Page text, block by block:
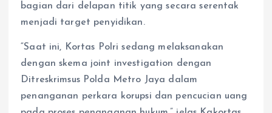
bagian dari delapan titik yang secara serentak
menjadi target penyidikan.
“Saat ini, Kortas Polri sedang melaksanakan
dengan skema joint investigation dengan
Ditreskrimsus Polda Metro Jaya dalam
penanganan perkara korupsi dan pencucian uang